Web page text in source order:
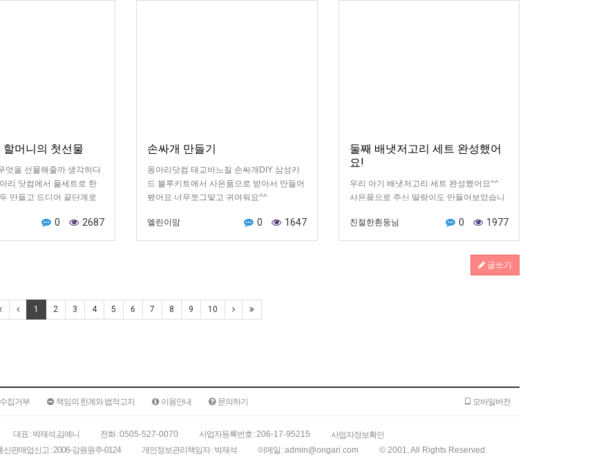
할머니의 첫선물
엇을 선물해줄까 생각하다
리 닷컴에서 풀세트로 한
만들고 드디어 끝단계로
빠 엄마 이름을 알려주면
태명 베넷저고리로 주문하
만들어 보았네요~~ 이리보
작지는 않을까 20여일 걸려
습이 떠올라 혼자 빙긋이
집니다 턱받이에는 귀여운
도 써보았답니다 손싸개에
송아지 얼굴 코사지를 붙
0 2687
손싸개 만들기
옹아리닷컴 태교바느질 손싸개DIY 삼성카
드 블루키트에서 사은품으로 받아서 만들어
봤어요 너무쪼그맣고 귀여워요^^
엘린이맘 0 1647
둘째 배냇저고리 세트 완성했어
요!
우리 아기 배냇저고리 세트 완성했어요^^
사은품으로 주신 딸랑이도 만들어보았습니
친절한흰둥님
0 1977
글쓰기
1 2 3 4 5 6 7 8 9 10
집거부 책임의 한계와 법적고지 이용안내 문의하기 모바일버전
대표 : 박재석,김예니 전화 :0505-527-0070 사업자등록번호 :206-17-95215
사업자정보확인
신판매업신고 : 2006-강원원주-0124 개인정보관리책임자 : 박재석 이메일 :admin@ongari.com © 2001, All Rights Reserved.